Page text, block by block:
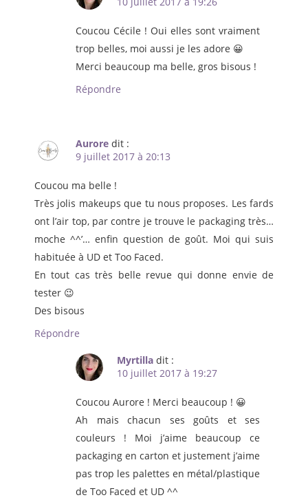
Coucou Cécile ! Oui elles sont vraiment
trop belles, moi aussi je les adore 😀
Merci beaucoup ma belle, gros bisous !
Répondre
Aurore dit :
9 juillet 2017 à 20:13
Coucou ma belle !
Très jolis makeups que tu nous proposes. Les fards
ont l’air top, par contre je trouve le packaging très…
moche ^^’… enfin question de goût. Moi qui suis
habituée à UD et Too Faced.
En tout cas très belle revue qui donne envie de
tester 😉
Des bisous
Répondre
Myrtilla dit :
10 juillet 2017 à 19:27
Coucou Aurore ! Merci beaucoup ! 😀
Ah mais chacun ses goûts et ses
couleurs ! Moi j’aime beaucoup ce
packaging en carton et justement j’aime
pas trop les palettes en métal/plastique
de Too Faced et UD ^^